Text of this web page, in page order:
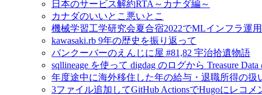
日本のサービス解約RTA～カナダ編～
カナダのいいとこ悪いとこ
機械学習工学研究会夏合宿2022でMLインフラ運
kawasaki.rb 9年の歴史を振り返って
バンクーバーのえんじに屋 #81,82 宇治拾遺物語
sqllineage を使って digdag のログから Treasure
年度途中に海外移住した年の給与・退職所得の扱
3ファイル追加してGitHub ActionsでHugoにレコ